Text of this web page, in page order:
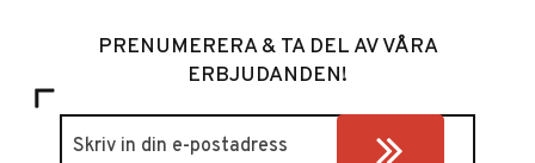
PRENUMERERA & TA DEL AV VÅRA
ERBJUDANDEN!